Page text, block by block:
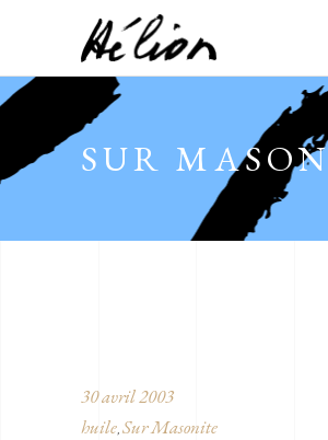
SUR
30 avril 2003
huile, Sur Masonite